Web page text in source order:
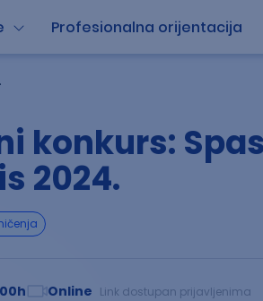
Profesionalna orijentacija
konkurs:
2024.
h Online Link dostupan prijavljenima